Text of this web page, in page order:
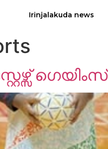
Irinjalakuda news
ഗെയിംസ്